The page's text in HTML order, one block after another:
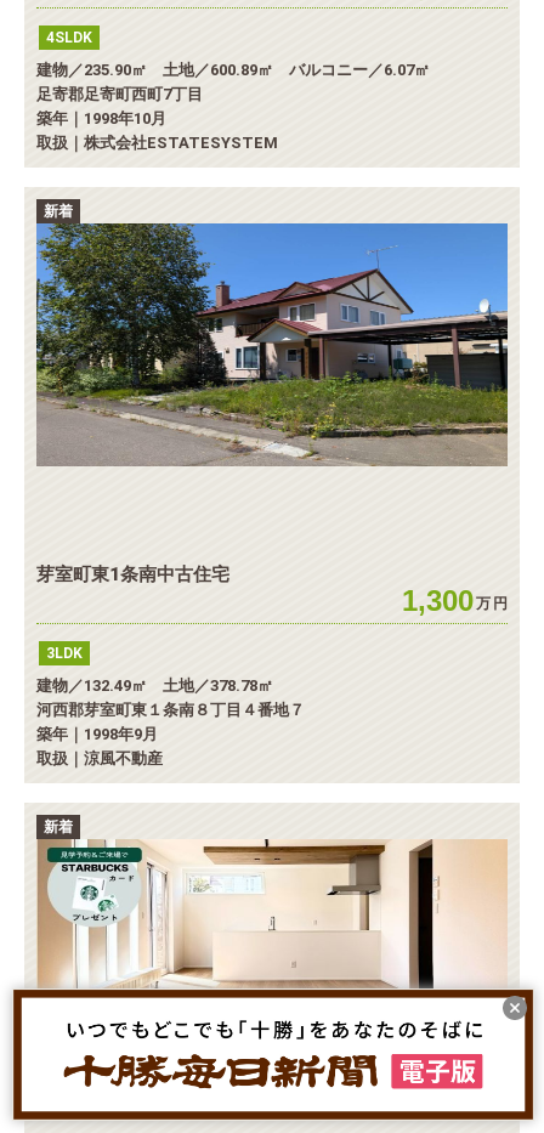
4SLDK
建物／235.90㎡ 土地／600.89㎡ バルコニー／6.07㎡
足寄郡足寄町西町7丁目
築年｜1998年10月
取扱｜株式会社ESTATESYSTEM
新着
芽室町東1条南中古住宅
1,300万 円
3LDK
建物／132.49㎡ 土地／378.78㎡
河西郡芽室町東１条南８丁目４番地７
築年｜1998年9月
取扱｜涼風不動産
新着